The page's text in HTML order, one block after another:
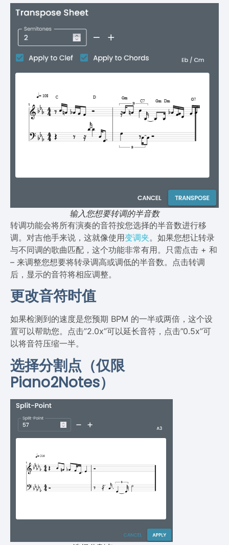
输入您想要转调的半音数
转调功能会将所有演奏的音符按您选择的半音数进行移
调。对吉他手来说，这就像使用变调夹。如果您想让转录
与不同调的歌曲匹配，这个功能非常有用。只需点击 + 和
– 来调整您想要将转录调高或调低的半音数。点击转调
后，显示的音符将相应调整。
更改音符时值
如果检测到的速度是您预期 BPM 的一半或两倍，这个设
置可以帮助您。点击”2.0x”可以延长音符，点击”0.5x”可
以将音符压缩一半。
选择分割点（仅限
Piano2Notes）